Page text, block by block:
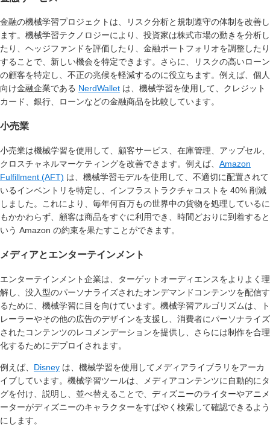
金融の機械学習プロジェクトは、リスク分析と規制遵守の体制を改善し
ます。機械学習テクノロジーにより、投資家は株式市場の動きを分析し
たり、ヘッジファンドを評価したり、金融ポートフォリオを調整したり
することで、新しい機会を特定できます。さらに、リスクの高いローン
の顧客を特定し、不正の兆候を軽減するのに役立ちます。例えば、個人
向け金融企業である NerdWallet は、機械学習を使用して、クレジット
カード、銀行、ローンなどの金融商品を比較しています。
小売業
小売業は機械学習を使用して、顧客サービス、在庫管理、アップセル、
クロスチャネルマーケティングを改善できます。例えば、 Amazon
Fulfillment (AFT) は、機械学習モデルを使用して、不適切に配置されて
いるインベントリを特定し、インフラストラクチャコストを 40% 削減
しました。これにより、毎年何百万もの世界中の貨物を処理しているに
もかかわらず、顧客は商品をすぐに利用でき、時間どおりに到着すると
いう Amazon の約束を果たすことができます。
メディアとエンターテインメント
エンターテインメント企業は、ターゲットオーディエンスをよりよく理
解し、没入型のパーソナライズされたオンデマンドコンテンツを配信す
るために、機械学習に目を向けています。機械学習アルゴリズムは、ト
レーラーやその他の広告のデザインを支援し、消費者にパーソナライズ
されたコンテンツのレコメンデーションを提供し、さらには制作を合理
化するためにデプロイされます。
例えば、 Disney は、機械学習を使用してメディアライブラリをアーカ
イブしています。機械学習ツールは、メディアコンテンツに自動的にタ
グを付け、説明し、並べ替えることで、ディズニーのライターやアニメ
ーターがディズニーのキャラクターをすばやく検索して確認できるよう
にします。